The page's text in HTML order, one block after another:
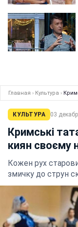
Главная › Культура ›
КУЛЬТУРА 03
Кримські
киян своєму
Кожен рух
змичку до струн